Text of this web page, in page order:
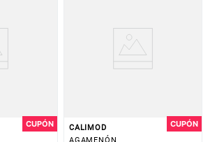
CALIMOD